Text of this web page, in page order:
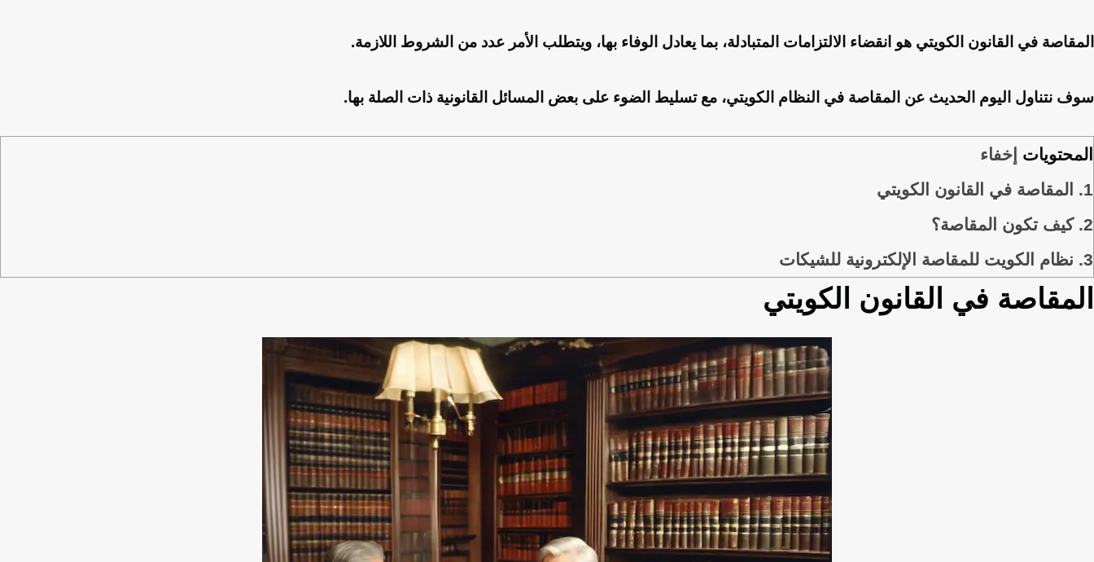
المقاصة في القانون الكويتي هو انقضاء الالتزامات المتبادلة، بما يعادل الوفاء بها، ويتطلب الأمر عدد من الشروط اللازمة.
سوف نتناول اليوم الحديث عن المقاصة في النظام الكويتي، مع تسليط الضوء على بعض المسائل القانونية ذات الصلة بها.
المحتويات إخفاء
1.
المقاصة في القانون الكويتي
2. كيف تكون المقاصة؟
3. نظام الكويت للمقاصة الإلكترونية للشيكات
المقاصة في القانون الكويتي